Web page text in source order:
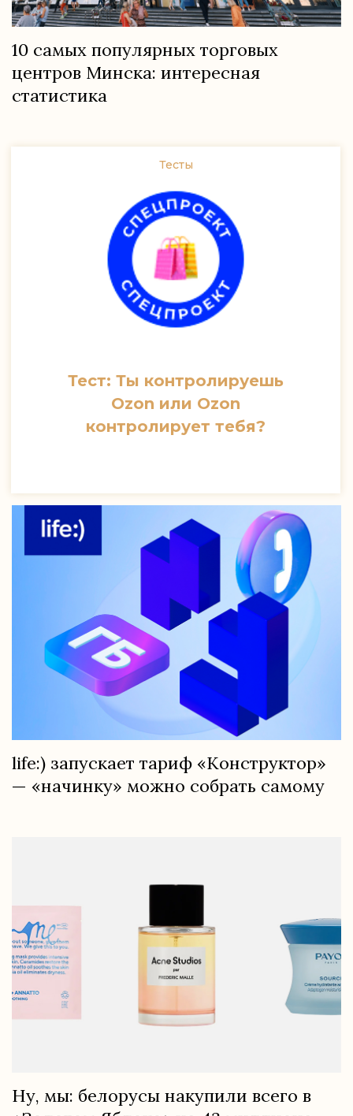
10 самых популярных торговых
центров Минска: интересная
статистика
Тесты
Тест: Ты контролируешь
Ozon или Ozon
контролирует тебя?
life:) запускает тариф «Конструктор»
— «начинку» можно собрать самому
Ну, мы: белорусы накупили всего в